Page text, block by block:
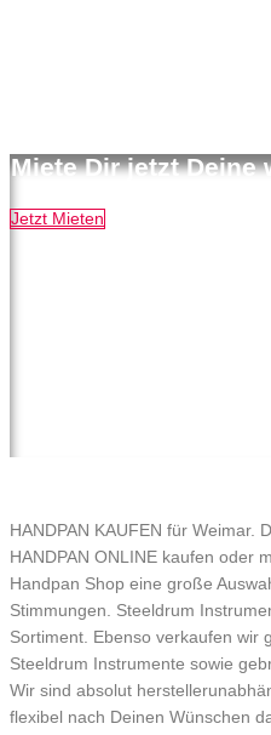
Miete Dir jetzt Deine
Jetzt Mieten
HANDPAN KAUFEN für Weimar.
HANDPAN ONLINE kaufen oder
Handpan Shop eine große
Stimmungen. Steeldrum
Sortiment. Ebenso verkaufen wir
Steeldrum Instrumente sowie
Wir sind absolut
flexibel nach Deinen Wünschen